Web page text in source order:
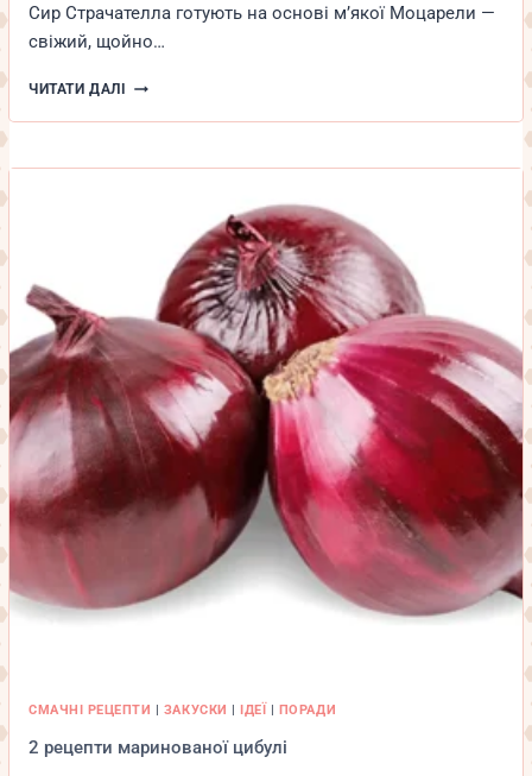
Сир Страчателла готують на основі м’якої Моцарели —
свіжий, щойно…
ЧИТАТИ ДАЛІ
СТРАЧАТЕЛА
СМАЧНІ РЕЦЕПТИ | ЗАКУСКИ |ІДЕЇ | ПОРАДИ
2 рецепти маринованої цибулі